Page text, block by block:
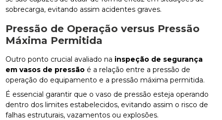
sobrecarga, evitando assim acidentes graves.
Pressão de Operação versus Pressão
Máxima Permitida
Outro ponto crucial avaliado na inspeção de segurança
em vasos de pressão é a relação entre a pressão de
operação do equipamento e a pressão máxima permitida.
É essencial garantir que o vaso de pressão esteja operando
dentro dos limites estabelecidos, evitando assim o risco de
falhas estruturais, vazamentos ou explosões.